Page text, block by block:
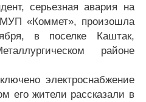
серьезная авария на
«Коммет», произошла
в поселке Каштак,
районе
электроснабжение
его жители рассказали в